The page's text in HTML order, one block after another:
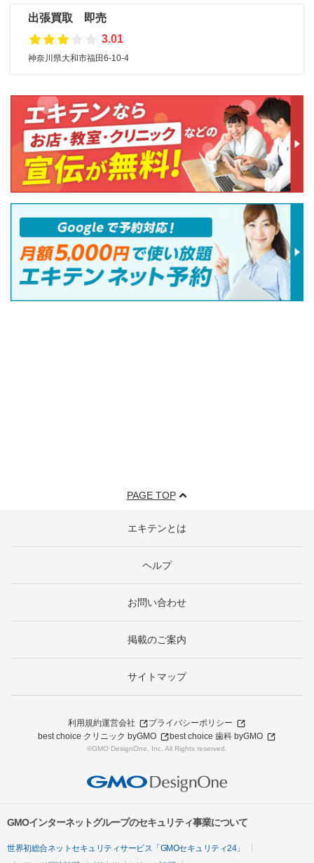
出張買取 即売
3.01
神奈川県大和市福田6-10-4
PAGE TOP
エキテンとは
ヘルプ
お問い合わせ
掲載のご案内
サイトマップ
利用規約運営会社
プライバシーポリシー
best choice クリニック byGMO
best choice 歯科 byGMO
©GMO DesignOne, Inc. All Rights reserved.
GMOインターネットグループのセキュリティ事業について
世界初総合ネットセキュリティサービス「GMOセキュリティ24」